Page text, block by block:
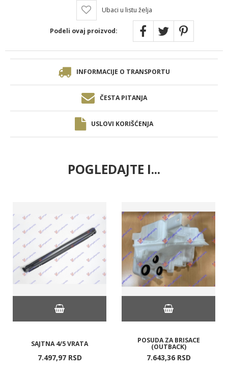
Ubaci u listu želja
Podeli ovaj proizvod:
INFORMACIJE O TRANSPORTU
ČESTA PITANJA
USLOVI KORIŠĆENJA
POGLEDAJTE I...
SAJTNA 4/5 VRATA
7.497,97 RSD
POSUDA ZA BRISACE
(OUTBACK)
7.643,36 RSD